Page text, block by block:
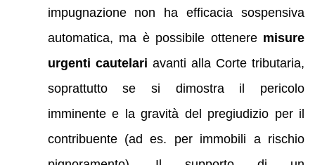
impugnazione non ha efficacia sospensiva
automatica, ma è possibile ottenere misure
urgenti cautelari avanti alla Corte tributaria,
soprattutto se si dimostra il pericolo
imminente e la gravità del pregiudizio per il
contribuente (ad es. per immobili a rischio